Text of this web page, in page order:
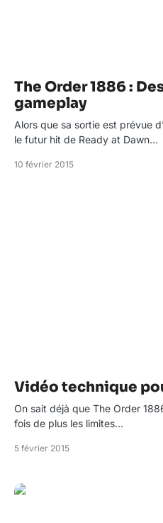
The Order 1886 :
gameplay
Alors que sa sortie est prévue
le futur hit de Ready at Dawn…
10 février 2015
Vidéo technique
On sait déjà que The Order
fois de plus les limites…
5 février 2015